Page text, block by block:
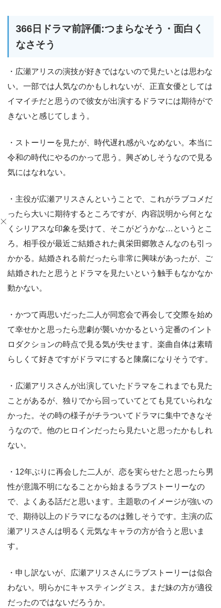
366日ドラマ前評価:つまらなそう・面白く
なさそう
・広瀬アリスの演技が好きではないので見たいとは思わな
い。一部では人気なのかもしれないが、正直女優としては
イマイチだと思うので彼女が出演するドラマには期待がで
きないと感じてしまう。
・ストーリーを見たが、時代遅れ感がいなめない。本当に
令和の時代にやるのかって思う。興ざめしそうなので見る
気にはなれない。
・主役が広瀬アリスさんということで、これがラブコメだ
ったら大いに期待するところですが、内容説明から何とな
くシリアスな印象を受けて、そこがどうかな…というとこ
ろ。相手役が最近ご結婚された眞栄田郷敦さんなのも引っ
かかる。結婚される前だったら非常に興味があったが、ご
結婚されたと思うとドラマを見たいという触手もなかなか
動かない。
・かつて両思いだった二人が同窓会で再会して交際を始め
て幸せかと思ったら悲劇が襲いかかるという定番のイント
ロダクションの時点で見る気が失せます。楽曲自体は素晴
らしくて好きですがドラマにすると陳腐になりそうです。
・広瀬アリスさんが出演していたドラマをこれまでも見た
ことがあるが、独りでから回っていてとても見ていられな
かった。その時の様子がチラついてドラマに集中できなそ
うなので。他のヒロインだったら見たいと思ったかもしれ
ない。
・12年ぶりに再会した二人が、恋を実らせたと思ったら男
性が意識不明になることから始まるラブストーリーなの
で、よくある話だと思います。主題歌のイメージが強いの
で、期待以上のドラマになるのは難しそうです。主演の広
瀬アリスさんは明るく元気なキャラの方が合うと思いま
す。
・申し訳ないが、広瀬アリスさんにラブストーリーは似合
わない。明らかにキャスティングミス。まだ妹の方が適役
だったのではないだろうか。